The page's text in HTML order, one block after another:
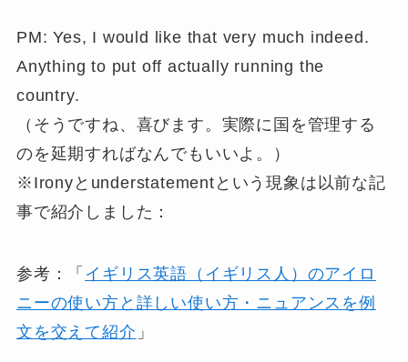
PM: Yes, I would like that very much indeed.
Anything to put off actually running the
country.
（そうですね、喜びます。実際に国を管理する
のを延期すればなんでもいいよ。）
※Ironyとunderstatementという現象は以前な記
事で紹介しました：
参考：「 イギリス英語（イギリス人）のアイロ
ニーの使い方と詳しい使い方・ニュアンスを例
文を交えて紹介 」